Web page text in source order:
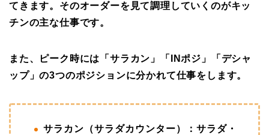
てきます。そのオーダーを見て調理していくのがキッ
チンの主な仕事です。
また、ピーク時には「サラカン」「INポジ」「デシャ
ップ」の3つのポジションに分かれて仕事をします。
サラカン（サラダカウンター）：サラダ・